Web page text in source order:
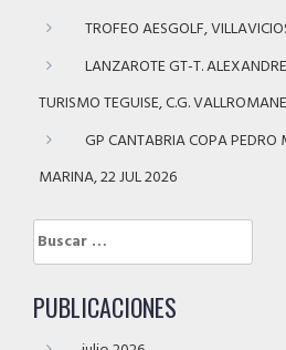
TROFEO AESGOLF,
LANZAROTE GT-T.
TURISMO TEGUISE, C.G.
GP CANTABRIA COPA PEDRO
MARINA, 22 JUL 2026
Buscar:
PUBLICACIONES